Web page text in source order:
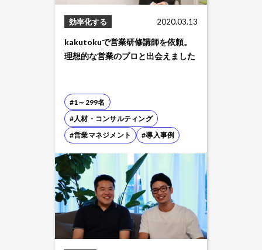
効率化する 2020.03.13
kakutokuで営業研修講師を依頼。
理想的な営業のプロと出会えました
#1～299名
#人材・コンサルティング
#営業マネジメント
#導入事例